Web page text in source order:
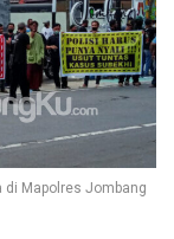
di Mapolres Jombang